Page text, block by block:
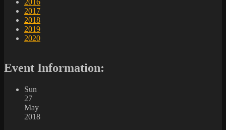
2016
2017
2018
2019
2020
Event Information:
Sun
27
May
2018